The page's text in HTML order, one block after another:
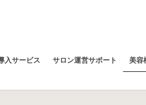
入サービス サロン運営サポート 美容